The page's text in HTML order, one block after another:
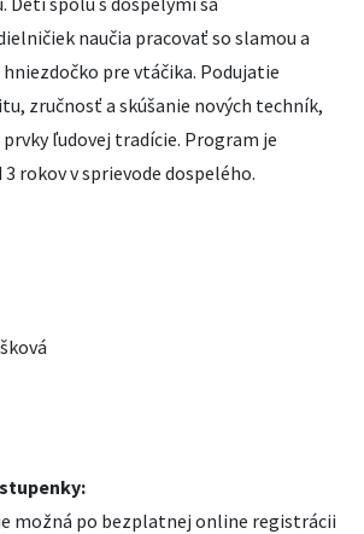
naučia pracovať so slamou a
pre vtáčika. Podujatie
zručnosť a skúšanie nových techník,
ľudovej tradície. Program je
rokov v sprievode dospelého.
možná po bezplatnej online registrácii